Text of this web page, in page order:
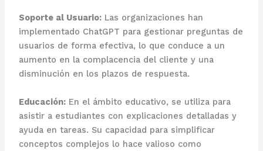
Soporte al Usuario:Las organizaciones han
implementado ChatGPT para gestionar preguntas de
usuarios de forma efectiva, lo que conduce a un
aumento en la complacencia del cliente y una
disminución en los plazos de respuesta.
Educación:En el ámbito educativo, se utiliza para
asistir a estudiantes con explicaciones detalladas y
ayuda en tareas. Su capacidad para simplificar
conceptos complejos lo hace valioso como